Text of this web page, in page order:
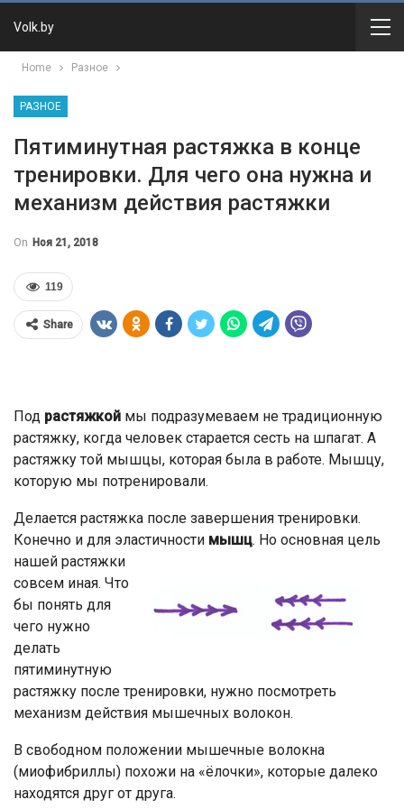
Volk.by
Home Разное
РАЗНОЕ
Пятиминутная растяжка в конце
тренировки. Для чего она нужна и
механизм действия растяжки
On Ноя 21, 2018
119
Share
Под растяжкой мы подразумеваем не традиционную
растяжку, когда человек старается сесть на шпагат. А
растяжку той мышцы, которая была в работе. Мышцу,
которую мы потренировали.
Делается растяжка после завершения тренировки.
Конечно и для эластичности мышц. Но основная цель
нашей растяжки
совсем иная. Что
бы понять для
чего нужно
делать
пятиминутную
растяжку после тренировки, нужно посмотреть
механизм действия мышечных волокон.
В свободном положении мышечные волокна
(миофибриллы) похожи на «ёлочки», которые далеко
находятся друг от друга.